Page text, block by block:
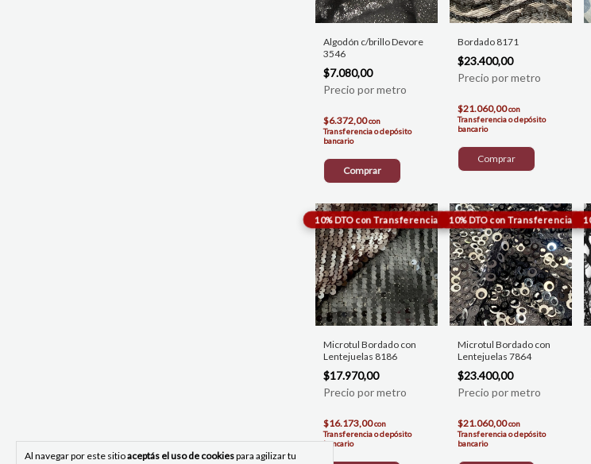
Al navegar por este sitioaceptás el uso de cookiespara agilizar tu
Algodón c/brillo Devore
3546
$7.080,00
$6.372,00con
Transferencia o depósito
bancario
Comprar
Bordado 8171
$23.400,00
$21.060,00con
Transferencia o depósito
bancario
Microtul Bordado con
Lentejuelas 8186
$17.970,00
$16.173,00con
Transferencia o depósito
bancario
Microtul Bordado con
Lentejuelas 7864
$23.400,00
$21.060,00con
Transferencia o depósito
bancario